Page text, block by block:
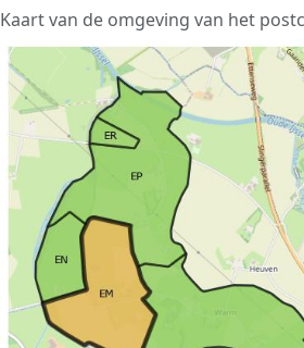
Kaart van de omgeving van het